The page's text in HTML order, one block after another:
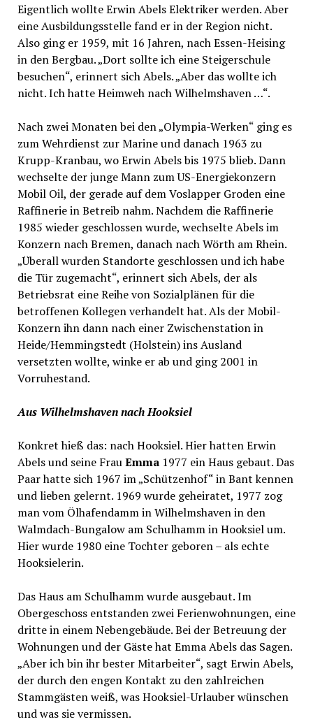
Eigentlich wollte Erwin Abels Elektriker werden. Aber
eine Ausbildungsstelle fand er in der Region nicht.
Also ging er 1959, mit 16 Jahren, nach Essen-Heising
in den Bergbau. „Dort sollte ich eine Steigerschule
besuchen“, erinnert sich Abels. „Aber das wollte ich
nicht. Ich hatte Heimweh nach Wilhelmshaven …“.
Nach zwei Monaten bei den „Olympia-Werken“ ging es
zum Wehrdienst zur Marine und danach 1963 zu
Krupp-Kranbau, wo Erwin Abels bis 1975 blieb. Dann
wechselte der junge Mann zum US-Energiekonzern
Mobil Oil, der gerade auf dem Voslapper Groden eine
Raffinerie in Betreib nahm. Nachdem die Raffinerie
1985 wieder geschlossen wurde, wechselte Abels im
Konzern nach Bremen, danach nach Wörth am Rhein.
„Überall wurden Standorte geschlossen und ich habe
die Tür zugemacht“, erinnert sich Abels, der als
Betriebsrat eine Reihe von Sozialplänen für die
betroffenen Kollegen verhandelt hat. Als der Mobil-
Konzern ihn dann nach einer Zwischenstation in
Heide/Hemmingstedt (Holstein) ins Ausland
versetzten wollte, winke er ab und ging 2001 in
Vorruhestand.
Aus Wilhelmshaven nach Hooksiel
Konkret hieß das: nach Hooksiel. Hier hatten Erwin
Abels und seine FrauEmma 1977 ein Haus gebaut. Das
Paar hatte sich 1967 im „Schützenhof“ in Bant kennen
und lieben gelernt. 1969 wurde geheiratet, 1977 zog
man vom Ölhafendamm in Wilhelmshaven in den
Walmdach-Bungalow am Schulhamm in Hooksiel um.
Hier wurde 1980 eine Tochter geboren – als echte
Hooksielerin.
Das Haus am Schulhamm wurde ausgebaut. Im
Obergeschoss entstanden zwei Ferienwohnungen, eine
dritte in einem Nebengebäude. Bei der Betreuung der
Wohnungen und der Gäste hat Emma Abels das Sagen.
„Aber ich bin ihr bester Mitarbeiter“, sagt Erwin Abels,
der durch den engen Kontakt zu den zahlreichen
Stammgästen weiß, was Hooksiel-Urlauber wünschen
und was sie vermissen.